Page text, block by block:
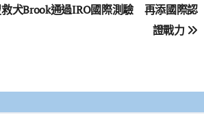
犬Brook通過IRO國際測驗 再添國際認
證戰力